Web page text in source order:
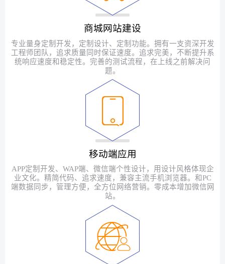
商城网站建设
专业量身定制开发，定制设计、定制功能。拥有一支资深开发
工程师团队，追求质量同时保证速度。追求完美，不断提升系
统响应速度和稳定性。完善的测试流程，在上线之前解决问
题。
移动端应用
APP定制开发、WAP端、微信端个性设计，用设计风格体现企
业文化。精简代码、追求速度，兼容主流手机浏览器。和PC
端数据同步，管理方便，全方位网络营销。零成本增加微信网
站。